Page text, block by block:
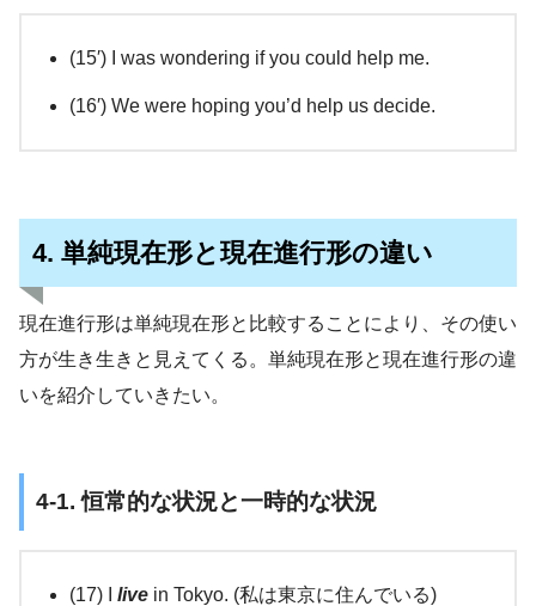
(15′) I was wondering if you could help me.
(16′) We were hoping you’d help us decide.
4. 単純現在形と現在進行形の違い
現在進行形は単純現在形と比較することにより、その使い
方が生き生きと見えてくる。単純現在形と現在進行形の違
いを紹介していきたい。
4-1. 恒常的な状況と一時的な状況
(17) I live in Tokyo. (私は東京に住んでいる)